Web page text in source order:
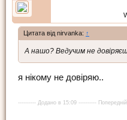
Цитата від nirvanka: ↑
А нашо? Ведучим не
я нікому не довіряю..
---------- Додано в 15:09 ----------